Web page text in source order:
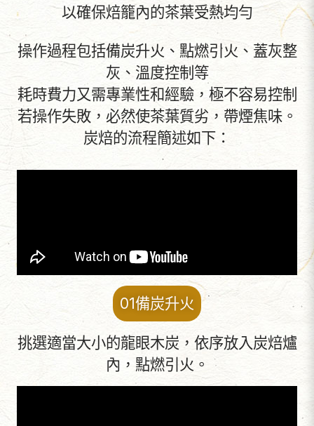
以確保焙籠內的茶葉受熱均勻
操作過程包括備炭升火、點燃引火、蓋灰整
灰、溫度控制等
耗時費力又需專業性和經驗，極不容易控制
若操作失敗，必然使茶葉質劣，帶煙焦味。
炭焙的流程簡述如下：
01備炭升火
挑選適當大小的龍眼木炭，依序放入炭焙爐
內，點燃引火。